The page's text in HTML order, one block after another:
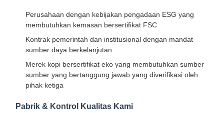
Perusahaan dengan kebijakan pengadaan ESG yang
membutuhkan kemasan bersertifikat FSC
Kontrak pemerintah dan institusional dengan mandat
sumber daya berkelanjutan
Merek kopi bersertifikat eko yang membutuhkan sumber
sumber yang bertanggung jawab yang diverifikasi oleh
pihak ketiga
Pabrik & Kontrol Kualitas Kami